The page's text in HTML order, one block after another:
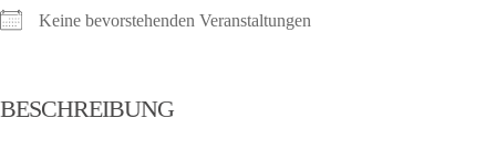
Keine bevorstehenden Veranstaltungen
BESCHREIBUNG